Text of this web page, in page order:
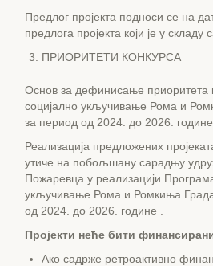
Предлог пројекта подноси се на
предлога пројекта који је у
ПРИОРИТЕТИ КОНКУРСА
Основ за дефинисање приоритета
социјално укључивање Рома и
за период од 2024. до 2026. године.
Реализација предложених
утиче на побољшану сарадњу
Пожаревца у реализацији
укључивање Рома и Ромкиња
од 2024. до 2026. године .
Пројекти неће бити
Ако садрже ретроактивно